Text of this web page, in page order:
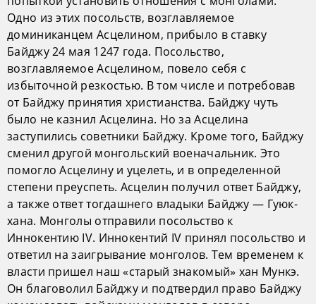
Одно из этих посольств, возглавляемое
доминиканцем Асцелином, прибыло в ставку
Байджу 24 мая 1247 года. Посольство,
возглавляемое Асцелином, повело себя с
избыточной резкостью. В том числе и потребовав
от Байджу принятия христианства. Байджу чуть
было не казнил Асцелина. Но за Асцелина
заступились советники Байджу. Кроме того, Байджу
сменил другой монгольский военачальник. Это
помогло Асцелину и уцелеть, и в определенной
степени преуспеть. Асцелин получил ответ Байджу,
а также ответ тогдашнего владыки Байджу — Гуюк-
хана. Монголы отправили посольство к
Иннокентию IV. Иннокентий IV принял посольство и
ответил на заигрывание монголов. Тем временем к
власти пришел наш «старый знакомый» хан Мункэ.
Он благоволил Байджу и подтвердил право Байджу